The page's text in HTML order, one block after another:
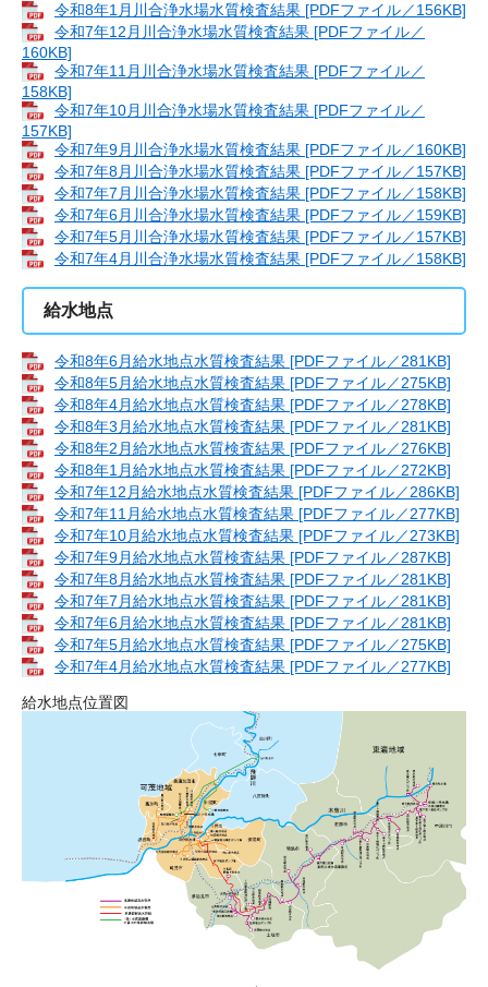
令和8年1月川合浄水場水質検査結果 [PDFファイル／156KB]
令和7年12月川合浄水場水質検査結果 [PDFファイル／
160KB]
令和7年11月川合浄水場水質検査結果 [PDFファイル／
158KB]
令和7年10月川合浄水場水質検査結果 [PDFファイル／
157KB]
令和7年9月川合浄水場水質検査結果 [PDFファイル／160KB]
令和7年8月川合浄水場水質検査結果 [PDFファイル／157KB]
令和7年7月川合浄水場水質検査結果 [PDFファイル／158KB]
令和7年6月川合浄水場水質検査結果 [PDFファイル／159KB]
令和7年5月川合浄水場水質検査結果 [PDFファイル／157KB]
令和7年4月川合浄水場水質検査結果 [PDFファイル／158KB]
給水地点
令和8年6月給水地点水質検査結果 [PDFファイル／281KB]
令和8年5月給水地点水質検査結果 [PDFファイル／275KB]
令和8年4月給水地点水質検査結果 [PDFファイル／278KB]
令和8年3月給水地点水質検査結果 [PDFファイル／281KB]
令和8年2月給水地点水質検査結果 [PDFファイル／276KB]
令和8年1月給水地点水質検査結果 [PDFファイル／272KB]
令和7年12月給水地点水質検査結果 [PDFファイル／286KB]
令和7年11月給水地点水質検査結果 [PDFファイル／277KB]
令和7年10月給水地点水質検査結果 [PDFファイル／273KB]
令和7年9月給水地点水質検査結果 [PDFファイル／287KB]
令和7年8月給水地点水質検査結果 [PDFファイル／281KB]
令和7年7月給水地点水質検査結果​ [PDFファイル／281KB]
令和7年6月給水地点水質検査結果 [PDFファイル／281KB]
令和7年5月給水地点水質検査結果 [PDFファイル／275KB]
令和7年4月給水地点水質検査結果 [PDFファイル／277KB]
給水地点位置図